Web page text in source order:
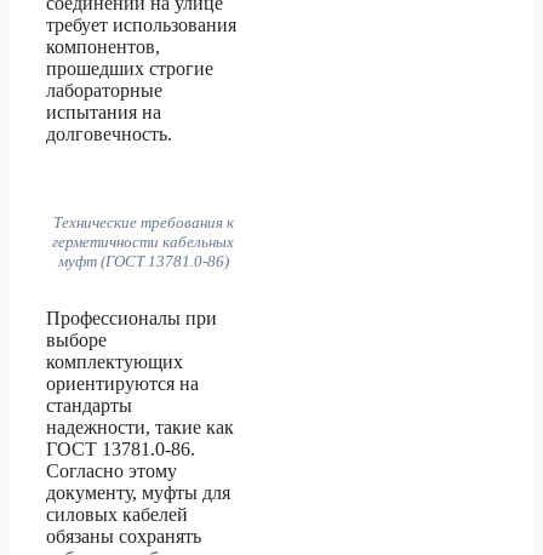
требует использования
компонентов,
прошедших строгие
лабораторные
испытания на
долговечность.
Технические требования к
герметичности кабельных
муфт (ГОСТ 13781.0-86)
Профессионалы при
выборе
комплектующих
ориентируются на
стандарты
надежности, такие как
ГОСТ 13781.0-86.
Согласно этому
документу, муфты для
силовых кабелей
обязаны сохранять